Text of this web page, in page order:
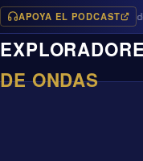
APOYA EL PODCAST
programas en iVoox,
DE ONDAS